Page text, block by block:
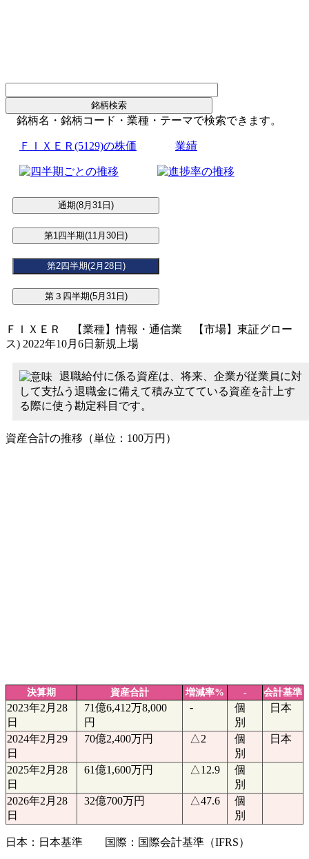
銘柄名・銘柄コード・業種・テーマで検索できます。
ＦＩＸＥＲ(5129)の株価 業績
ＦＩＸＥＲ 【業種】情報・通信業 【市場】東証グロー
ス) 2022年10月6日新規上場
退職給付に係る資産は、将来、企業が従業員に対
して支払う退職金に備えて積み立てている資産を計上す
る際に使う勘定科目です。
資産合計の推移（単位：100万円）
決算期 資産合計 増減率% - 会計基準
2023年2月28
日
71億6,412万8,000
円
-
個
別
日本
2024年2月29
日
70億2,400万円 △2
個
別
日本
2025年2月28
日
61億1,600万円 △12.9
個
別
2026年2月28
日
32億700万円 △47.6
個
別
日本：日本基準 国際：国際会計基準（IFRS）